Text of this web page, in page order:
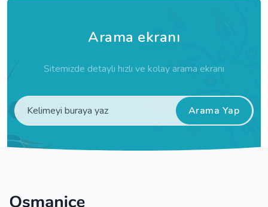
Arama ekranı
Sitemizde detaylı hızlı ve kolay arama ekranı
Arama Yap